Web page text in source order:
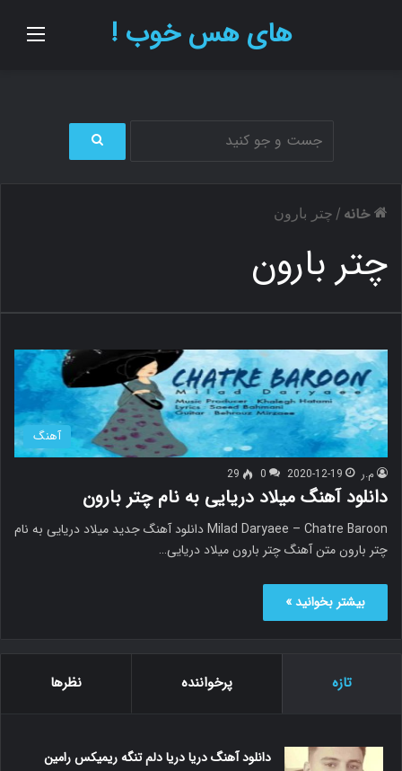
های هس خوب !
ج
ی
خانه / چتر بارون
چتر بارون
آهنگ
م.ر 2020-12-19
0
29
دانلود آهنگ میلاد دریایی به نام چتر بارون
Milad Daryaee – Chatre Baroon دانلود آهنگ جدید میلاد دریایی به نام
چتر بارون متن آهنگ چتر بارون میلاد دریایی…
بیشتر بخوانید »
تازه پرخواننده نظرها
دانلود آهنگ دریا دریا دلم تنگه ریمیکس رامین